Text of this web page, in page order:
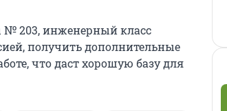
№ 203, инженерный класс
получить дополнительные
что даст хорошую базу для